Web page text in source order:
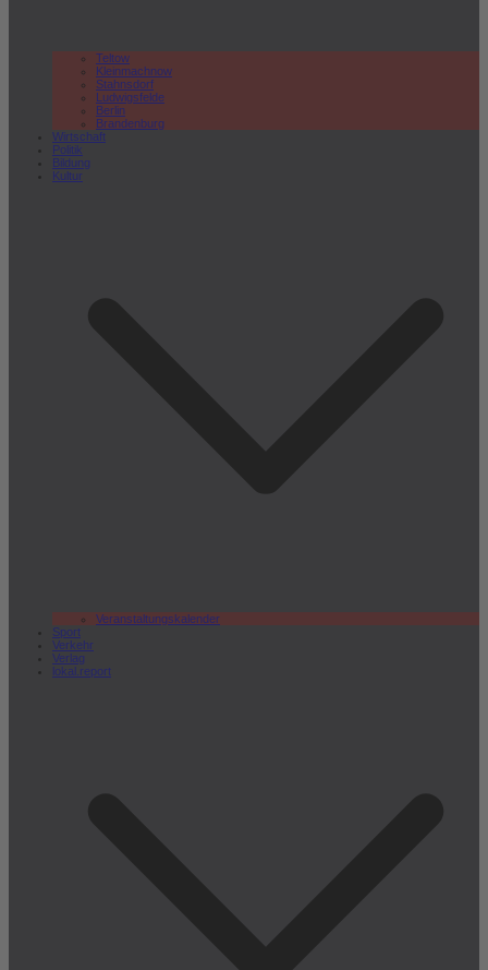
Teltow
Kleinmachnow
Stahnsdorf
Ludwigsfelde
Berlin
Brandenburg
Wirtschaft
Politik
Bildung
Kultur
Veranstaltungskalender
Sport
Verkehr
Verlag
lokal.report